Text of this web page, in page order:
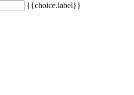
{{choice.label}}